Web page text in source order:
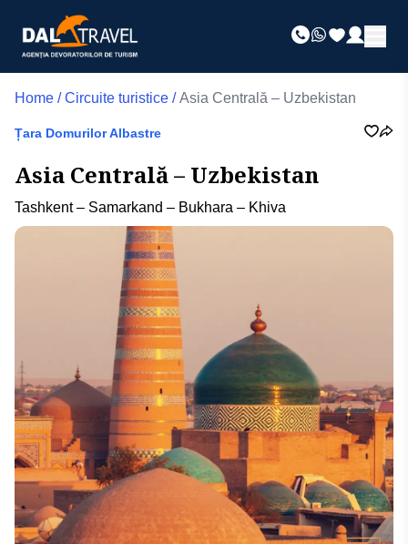
Home / Circuite turistice / Asia Centrală – Uzbekistan
Țara Domurilor Albastre
Asia Centrală – Uzbekistan
Tashkent – Samarkand – Bukhara – Khiva